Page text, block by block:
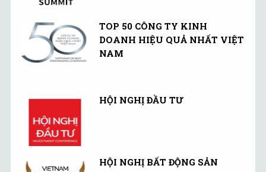
TOP 50 CÔNG TY KINH
DOANH HIỆU QUẢ NHẤT VIỆT
NAM
HỘI NGHỊ ĐẦU TƯ
HỘI NGHỊ BẤT ĐỘNG SẢN